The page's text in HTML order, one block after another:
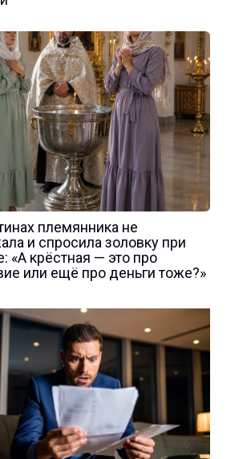
племянника не
и спросила золовку при
«А крёстная — это про
или ещё про деньги тоже?»